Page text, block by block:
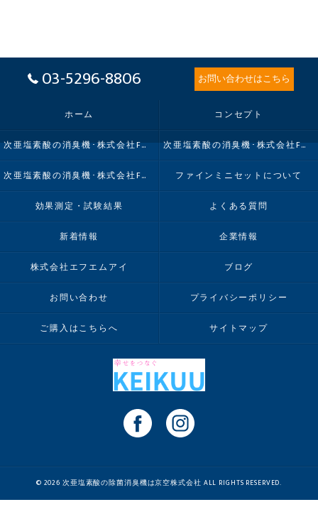
03-5296-8806 お問い合わせはこちら
ホーム コンセプト
次亜塩素酸の消臭機･株式会社FMIの口コミ情報 次亜塩素酸の消臭機･株式会社FMIの評判
次亜塩素酸の消臭機･株式会社FMIのお客様の声 ファインミニセットについて
効果測定・試験結果 よくある質問
新着情報 企業情報
株式会社エフエムアイ ブログ
お問い合わせ プライバシーポリシー
ご購入はこちらへ サイトマップ
© 2026 次亜塩素酸の除菌消臭機は京空株式会社 ALL RIGHTS RESERVED.